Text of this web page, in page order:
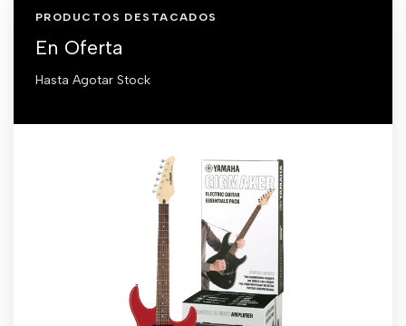
PRODUCTOS DESTACADOS
En Oferta
Hasta Agotar Stock